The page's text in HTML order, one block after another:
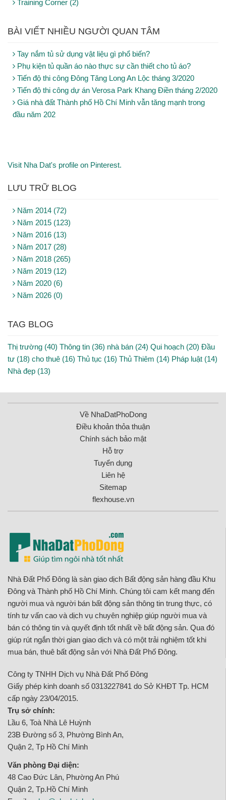
Training Corner (2)
BÀI VIẾT NHIỀU NGƯỜI QUAN TÂM
Tay nắm tủ sử dụng vật liệu gì phổ biến?
Phụ kiện tủ quần áo nào thực sự cần thiết cho tủ áo?
Tiến độ thi công Đông Tăng Long An Lộc tháng 3/2020
Tiến độ thi công dự án Verosa Park Khang Điền tháng 2/2020
Giá nhà đất Thành phố Hồ Chí Minh vẫn tăng mạnh trong
đầu năm 202
Visit Nha Dat's profile on Pinterest.
LƯU TRỮ BLOG
Năm 2014 (72)
Năm 2015 (123)
Năm 2016 (13)
Năm 2017 (28)
Năm 2018 (265)
Năm 2019 (12)
Năm 2020 (6)
Năm 2026 (0)
TAG BLOG
Thị trường (40) Thông tin (36) nhà bán (24) Qui hoạch (20) Đầu
tư (18) cho thuê (16) Thủ tục (16) Thủ Thiêm (14) Pháp luật (14)
Nhà đẹp (13)
Về NhaDatPhoDong
Điều khoản thỏa thuận
Chính sách bảo mật
Hỗ trợ
Tuyển dụng
Liên hệ
Sitemap
flexhouse.vn
Nhà Đất Phố Đông là sàn giao dịch Bất động sản hàng đầu Khu
Đông và Thành phố Hồ Chí Minh. Chúng tôi cam kết mang đến
người mua và người bán bất động sản thông tin trung thực, có
tính tư vấn cao và dịch vụ chuyên nghiệp giúp người mua và
bán có thông tin và quyết định tốt nhất về bất động sản. Qua đó
giúp rút ngắn thời gian giao dịch và có một trải nghiệm tốt khi
mua bán, thuê bất động sản với Nhà Đất Phố Đông.
Công ty TNHH Dịch vụ Nhà Đất Phố Đông
Giấy phép kinh doanh số 0313227841 do Sở KHĐT Tp. HCM
cấp ngày 23/04/2015.
Trụ sở chính:
Lầu 6, Toà Nhà Lê Huỳnh
23B Đường số 3, Phường Bình An,
Quận 2, Tp Hồ Chí Minh
Văn phòng Đại diện:
48 Cao Đức Lân, Phường An Phú
Quận 2, Tp.Hồ Chí Minh